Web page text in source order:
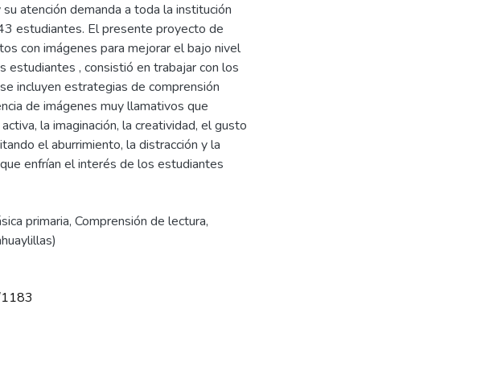
atención demanda a toda la institución
estudiantes. El presente proyecto de
con imágenes para mejorar el bajo nivel
estudiantes , consistió en trabajar con los
incluyen estrategias de comprensión
de imágenes muy llamativos que
la imaginación, la creatividad, el gusto
el aburrimiento, la distracción y la
enfrían el interés de los estudiantes
primaria, Comprensión de lectura,